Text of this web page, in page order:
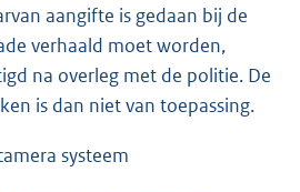
aangifte is gedaan bij de
verhaald moet worden,
na overleg met de politie. De
is dan niet van toepassing.
systeem